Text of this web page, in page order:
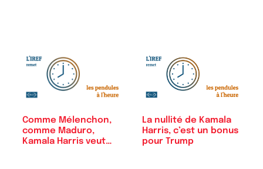
Comme Mélenchon,
comme Maduro,
Kamala Harris veut…
La nullité de Kamala
Harris, c’est un bonus
pour Trump